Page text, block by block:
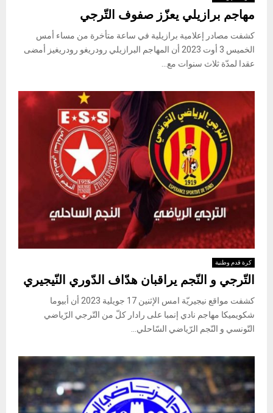
مهاجم برازيلي يعزّز صفوف التّرجي
كشفت مصادر إعلامية برازيلية في ساعة متأخرة من مساء أمس
الخميس 3 أوت 2023 أن المهاجم البرازيلي رودريغو رودريغيز أمضى
عقدا لمدّة ثلاث سنوات مع...
كرة قدم وطنية
التّرجي و النّجم يراقبان هدّاف الدّوري النّيجيري
كشفت مواقع نيجيريّة امس الإثنين 17 جويلية 2023 أن أبيوما
شكويميكا مهاجم نادي إنمبا على رادار كلّ من التّرجي الرّياضي
التّونسي و النّجم الرّياضي السّاحلي...